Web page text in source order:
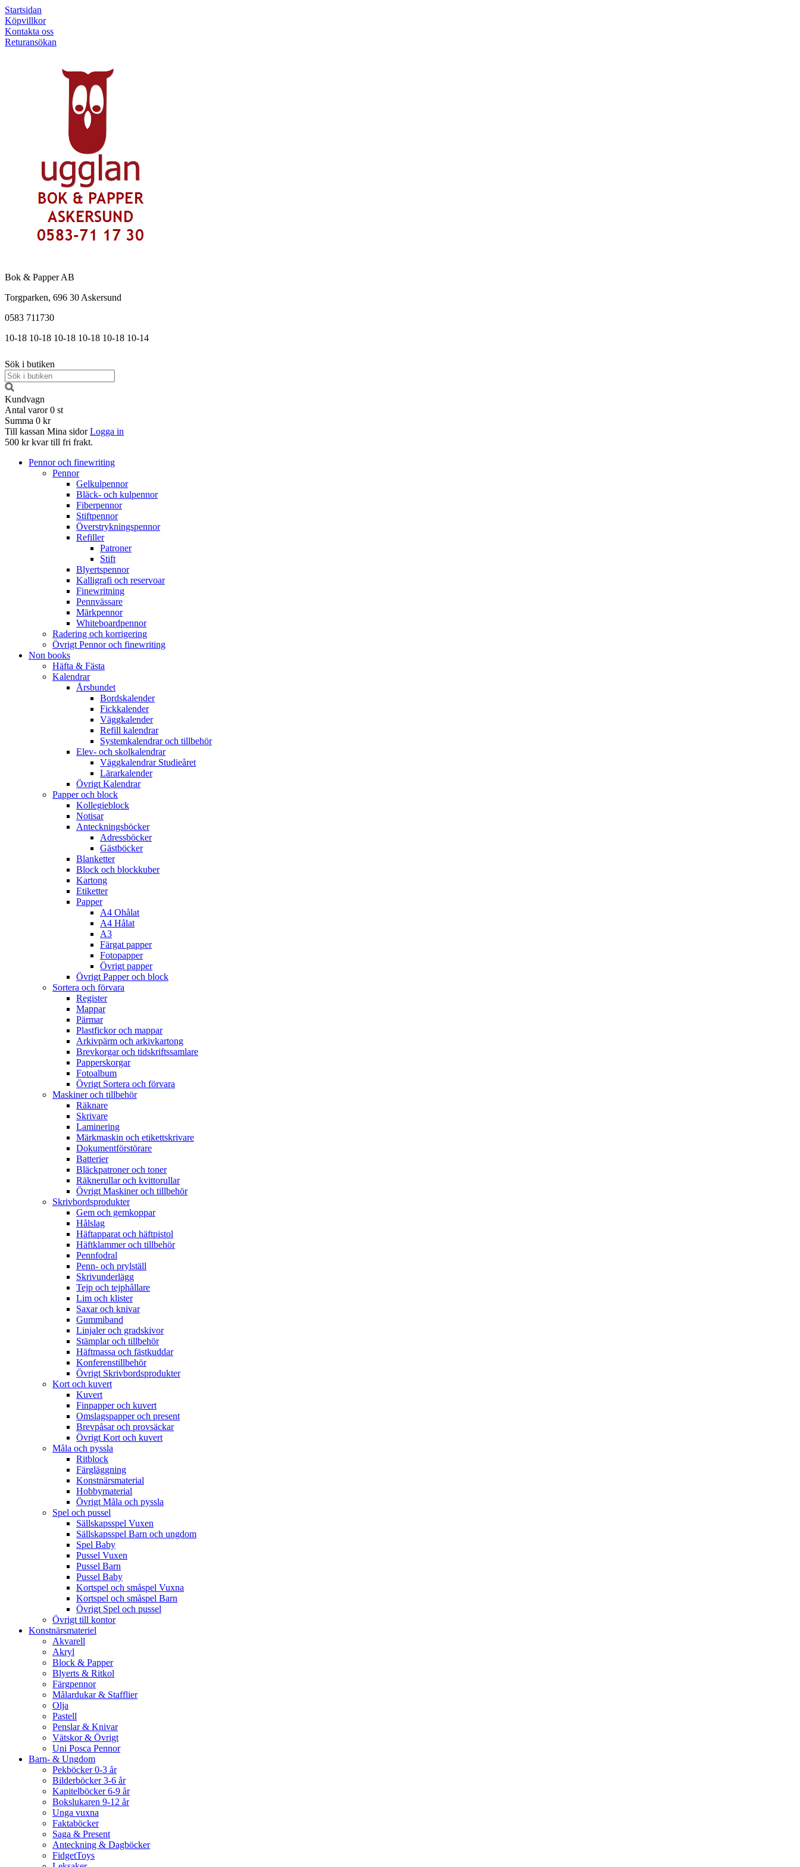
Startsidan
Köpvillkor
Kontakta oss
Returansökan
Bok & Papper AB
Torgparken, 696 30 Askersund
0583 711730
10-18 10-18 10-18 10-18 10-18 10-14
Sök i butiken
Kundvagn
Antal varor 0 st
Summa 0 kr
Till kassan Mina sidor Logga in
500 kr kvar till fri frakt.
Pennor och finewriting
Pennor
Gelkulpennor
Bläck- och kulpennor
Fiberpennor
Stiftpennor
Överstrykningspennor
Refiller
Patroner
Stift
Blyertspennor
Kalligrafi och reservoar
Finewritning
Pennvässare
Märkpennor
Whiteboardpennor
Radering och korrigering
Övrigt Pennor och finewriting
Non books
Häfta & Fästa
Kalendrar
Årsbundet
Bordskalender
Fickkalender
Väggkalender
Refill kalendrar
Systemkalendrar och tillbehör
Elev- och skolkalendrar
Väggkalendrar Studieåret
Lärarkalender
Övrigt Kalendrar
Papper och block
Kollegieblock
Notisar
Anteckningsböcker
Adressböcker
Gästböcker
Blanketter
Block och blockkuber
Kartong
Etiketter
Papper
A4 Ohålat
A4 Hålat
A3
Färgat papper
Fotopapper
Övrigt papper
Övrigt Papper och block
Sortera och förvara
Register
Mappar
Pärmar
Plastfickor och mappar
Arkivpärm och arkivkartong
Brevkorgar och tidskriftssamlare
Papperskorgar
Fotoalbum
Övrigt Sortera och förvara
Maskiner och tillbehör
Räknare
Skrivare
Laminering
Märkmaskin och etikettskrivare
Dokumentförstörare
Batterier
Bläckpatroner och toner
Räknerullar och kvittorullar
Övrigt Maskiner och tillbehör
Skrivbordsprodukter
Gem och gemkoppar
Hålslag
Häftapparat och häftpistol
Häftklammer och tillbehör
Pennfodral
Penn- och prylställ
Skrivunderlägg
Tejp och tejphållare
Lim och klister
Saxar och knivar
Gummiband
Linjaler och gradskivor
Stämplar och tillbehör
Häftmassa och fästkuddar
Konferenstillbehör
Övrigt Skrivbordsprodukter
Kort och kuvert
Kuvert
Finpapper och kuvert
Omslagspapper och present
Brevpåsar och provsäckar
Övrigt Kort och kuvert
Måla och pyssla
Ritblock
Färgläggning
Konstnärsmaterial
Hobbymaterial
Övrigt Måla och pyssla
Spel och pussel
Sällskapsspel Vuxen
Sällskapsspel Barn och ungdom
Spel Baby
Pussel Vuxen
Pussel Barn
Pussel Baby
Kortspel och småspel Vuxna
Kortspel och småspel Barn
Övrigt Spel och pussel
Övrigt till kontor
Konstnärsmateriel
Akvarell
Akryl
Block & Papper
Blyerts & Ritkol
Färgpennor
Målardukar & Stafflier
Olja
Pastell
Penslar & Knivar
Vätskor & Övrigt
Uni Posca Pennor
Barn- & Ungdom
Pekböcker 0-3 år
Bilderböcker 3-6 år
Kapitelböcker 6-9 år
Bokslukaren 9-12 år
Unga vuxna
Faktaböcker
Saga & Present
Anteckning & Dagböcker
FidgetToys